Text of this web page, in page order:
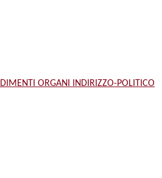
ORGANI INDIRIZZO-POLITICO